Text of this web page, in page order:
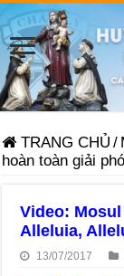
TRANG CHỦ /
hoàn toàn giải
Video:
Alleluia,
13/07/2017